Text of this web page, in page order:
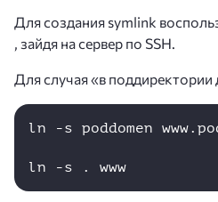
Для создания symlink
, зайдя на сервер по SSH.
Для случая «в поддиректории
ln -s poddomen
ln -s . www